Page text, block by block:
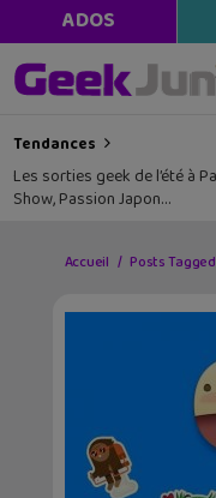
ADOS
Tendances
Les sorties geek de l’été à
Show, Passion Japon…
Accueil Posts